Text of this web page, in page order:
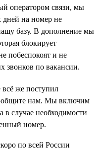
оператором связи, мы
дней на номер не
базу. В дополнение мы
блокирует
побеспокоят и не
звонков по вакансии.
же поступил
нам. Мы включим
в случае необходимости
номер.